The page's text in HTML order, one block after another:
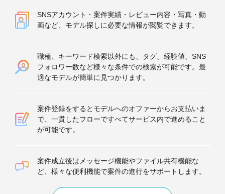
SNSアカウント・案件実績・レビュー内容・写真・動
画など、モデル探しに必要な情報が閲覧できます。
職種、キーワード検索以外にも、タグ、経験値、SNS
フォロワー数など様々な条件での検索が可能です。最
適なモデルが簡単に見つかります。
案件登録をするとモデルへのオファーからお支払いま
で、一貫したフローですべてサービス内で進めること
が可能です。
案件成立後はメッセージ機能やファイル共有機能な
ど、様々な便利機能で案件の進行をサポートします。